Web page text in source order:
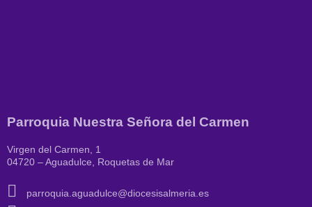
Parroquia Nuestra Señora del Carmen
Virgen del Carmen, 1
04720 – Aguadulce, Roquetas de Mar
parroquia.aguadulce@diocesisalmeria.es